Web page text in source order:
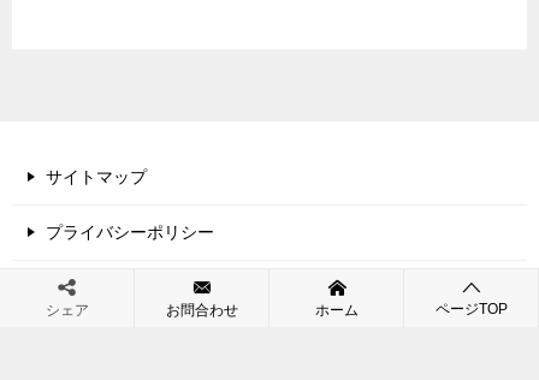
サイトマップ
プライバシーポリシー
シェア お問合わせ ホーム ページTOP